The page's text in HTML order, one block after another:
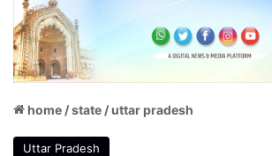
home /state /uttar pradesh
Uttar Pradesh